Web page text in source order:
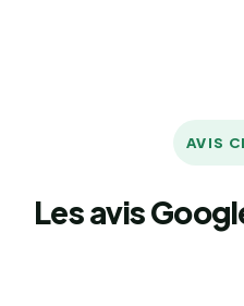
AVIS
Les avis